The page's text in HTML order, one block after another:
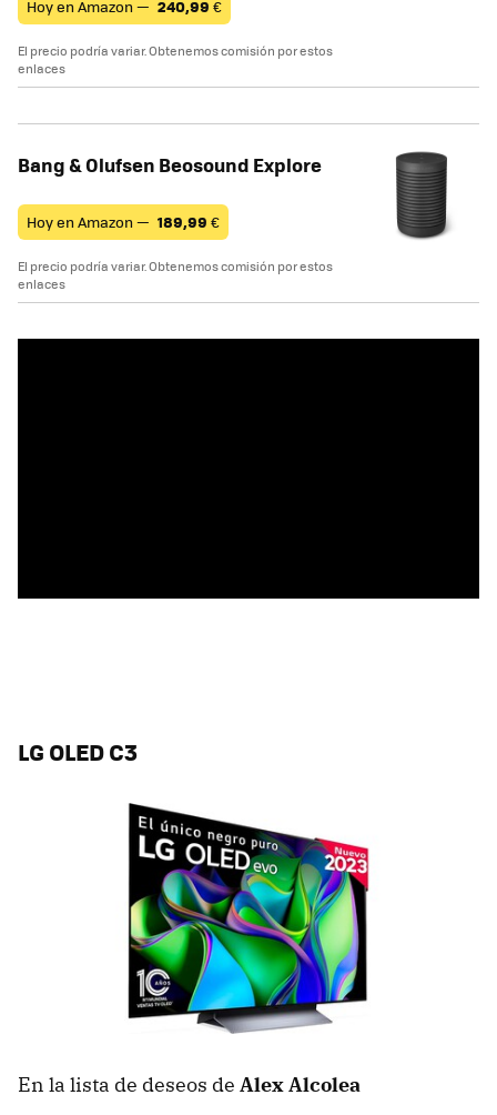
Hoy en Amazon — 240,99 €
El precio podría variar. Obtenemos comisión por estos
enlaces
Bang & Olufsen Beosound Explore
Hoy en Amazon — 189,99 €
El precio podría variar. Obtenemos comisión por estos
enlaces
LG OLED C3
En la lista de deseos de Alex Alcolea